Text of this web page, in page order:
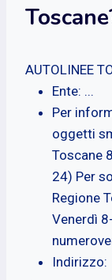
AUTOLINEE
Ente: ...
Per
oggetti
Toscane
24) Per
Regione
Venerdì
Indirizzo: